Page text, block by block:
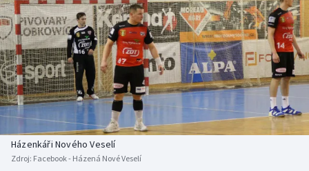
Americký fotbal
Baseball a softbal
Basketbal
Biatlon
Boby a skeleton
NEPŘEHLÉDNĚTE
Soutěže
Historické návraty
Aplikace ČT sport
AZ kvíz
Házenkáři Nového Veselí
Zdroj: Facebook - Házená Nové Veselí